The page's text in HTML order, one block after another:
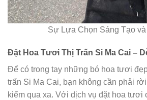
Sự Lựa Chọn Sáng Tạo
Đặt Hoa Tươi Thị Trấn Si Ma Cai –
Để có trong tay những bó hoa tươi
trấn Si Ma Cai, bạn không cần phải
kiếm qua xa. Với dịch vụ đặt hoa tươi